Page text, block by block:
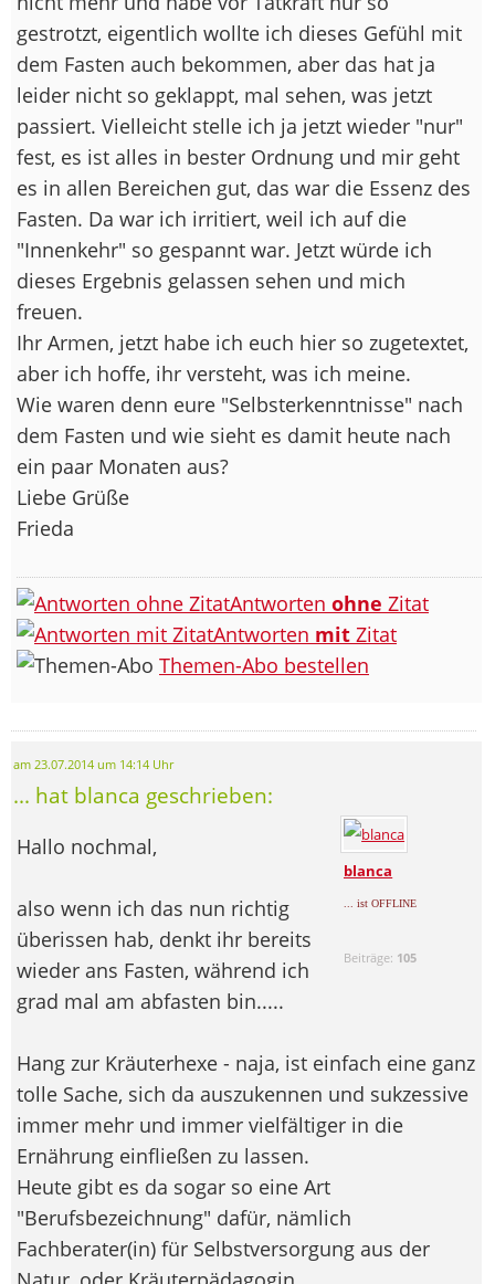
gestrotzt, eigentlich wollte ich dieses Gefühl mit
dem Fasten auch bekommen, aber das hat ja
leider nicht so geklappt, mal sehen, was jetzt
passiert. Vielleicht stelle ich ja jetzt wieder "nur"
fest, es ist alles in bester Ordnung und mir geht
es in allen Bereichen gut, das war die Essenz des
Fasten. Da war ich irritiert, weil ich auf die
"Innenkehr" so gespannt war. Jetzt würde ich
dieses Ergebnis gelassen sehen und mich
freuen.
Ihr Armen, jetzt habe ich euch hier so zugetextet,
aber ich hoffe, ihr versteht, was ich meine.
Wie waren denn eure "Selbsterkenntnisse" nach
dem Fasten und wie sieht es damit heute nach
ein paar Monaten aus?
Liebe Grüße
Frieda
Antworten ohne Zitat
Antworten mit Zitat
Themen-Abo bestellen
am 23.07.2014 um 14:14 Uhr
... hat blanca geschrieben:
blanca
... ist OFFLINE
Beiträge: 105
Hallo nochmal,
also wenn ich das nun richtig
überissen hab, denkt ihr bereits
wieder ans Fasten, während ich
grad mal am abfasten bin.....
Hang zur Kräuterhexe - naja, ist einfach eine ganz
tolle Sache, sich da auszukennen und sukzessive
immer mehr und immer vielfältiger in die
Ernährung einfließen zu lassen.
Heute gibt es da sogar so eine Art
"Berufsbezeichnung" dafür, nämlich
Fachberater(in) für Selbstversorgung aus der